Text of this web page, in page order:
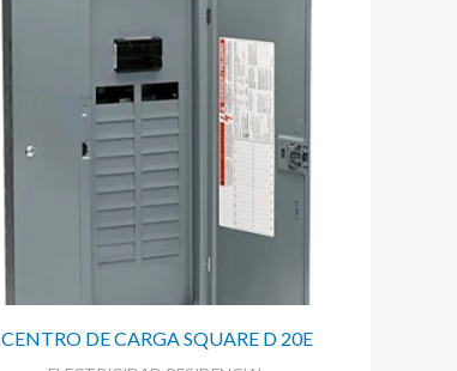
CENTRO DE CARGA SQUARE D 20E